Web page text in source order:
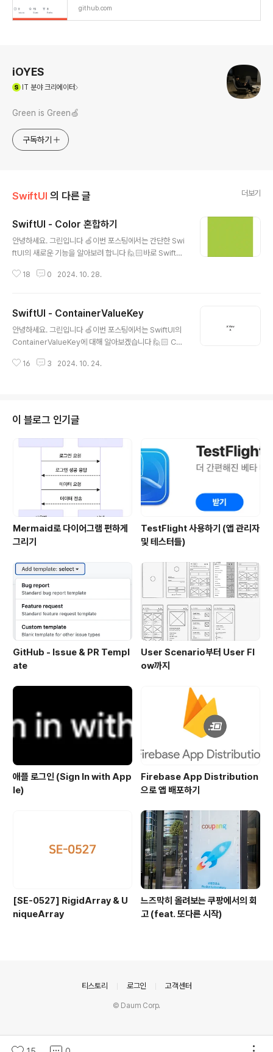
github.com
iOYES
IT 분야 크리에이터
Green is Green🍏
구독하기
SwiftUI 의 다른 글 더보기
SwiftUI - Color 혼합하기
안녕하세요. 그린입니다 🍏이번 포스팅에서는 간단한 Swi
ftUI의 새로운 기능을 알아보려 합니다 🙋🏻바로 SwiftUI
메서드를 이용해 컬러를 혼합하여 새로운 컬러를 도출해내
요. Color는 SwiftUI에서 색상을 표현하는 구조체입니
다. @frozenstruct Color 표현하는 방식으로는 에셋 카
탈로그에서 색상을 로드하거나, RGB 값을 넣거나 색조, 채
a = Color("aqua")let skyBlue = Color(red: 0.462
18 0 2024. 10. 28.
SwiftUI - ContainerValueKey
안녕하세요. 그린입니다 🍏이번 포스팅에서는 SwiftUI의
ContainerValueKey에 대해 알아보겠습니다 🙋🏻 Con
에 접근하기 위한 키입니다. protocol ContainerValue
달하는 역할로 많이 쓰이죠.즉 데이터는 자식 뷰에서 상위
뷰로 전파됩니다.레이아웃의 정보를 전파하거나 여러 하위
뷰에서 데이터들을 모아서 상위 뷰에서 처리할 때 많이 사
용하죠. struct SizePreferenceKey: PreferenceKe
y { static..
16 3 2024. 10. 24.
이 블로그 인기글
Mermaid로 다이어그램 편하게
그리기
TestFlight 사용하기 (앱 관리자
및 테스터들)
GitHub - Issue & PR Templ
ate
User Scenario부터 User Fl
ow까지
애플 로그인 (Sign In with App
le)
Firebase App Distribution
으로 앱 배포하기
[SE-0527] RigidArray & U
niqueArray
느즈막히 올려보는 쿠팡에서의 회
고 (feat. 또다른 시작)
티스토리 로그인 고객센터
© Daum Corp.